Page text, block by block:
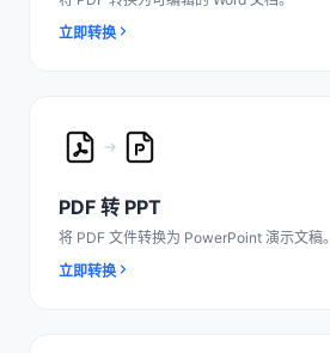
立即转换
PDF 转 PPT
将 PDF 文件转换为 PowerPoint 演示文稿。
立即转换